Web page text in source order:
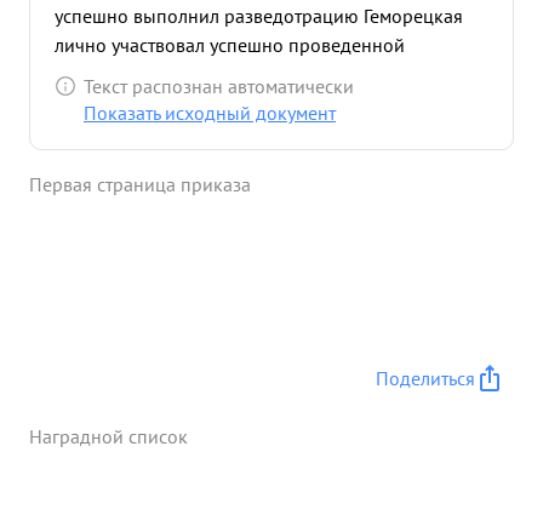
успешно выполнил разведотрацию Геморецкая
лично участвовал успешно проведенной
операции что огневому содействию флангу КА
при наступлении на укрепленный пункт
успешно Все операции возрабатывались штабом
Текст распознан автоматически
Показать исходный документ
Первая страница приказа
Поделиться
Наградной список